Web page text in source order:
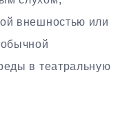
внешностью или
в театральную